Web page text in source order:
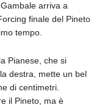
arriva a
finale del Pineto
tempo.
Pianese, che si
destra, mette un bel
di centimetri.
il Pineto, ma è